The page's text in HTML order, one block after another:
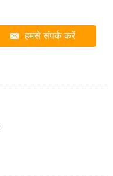
हमसे संपर्क करें